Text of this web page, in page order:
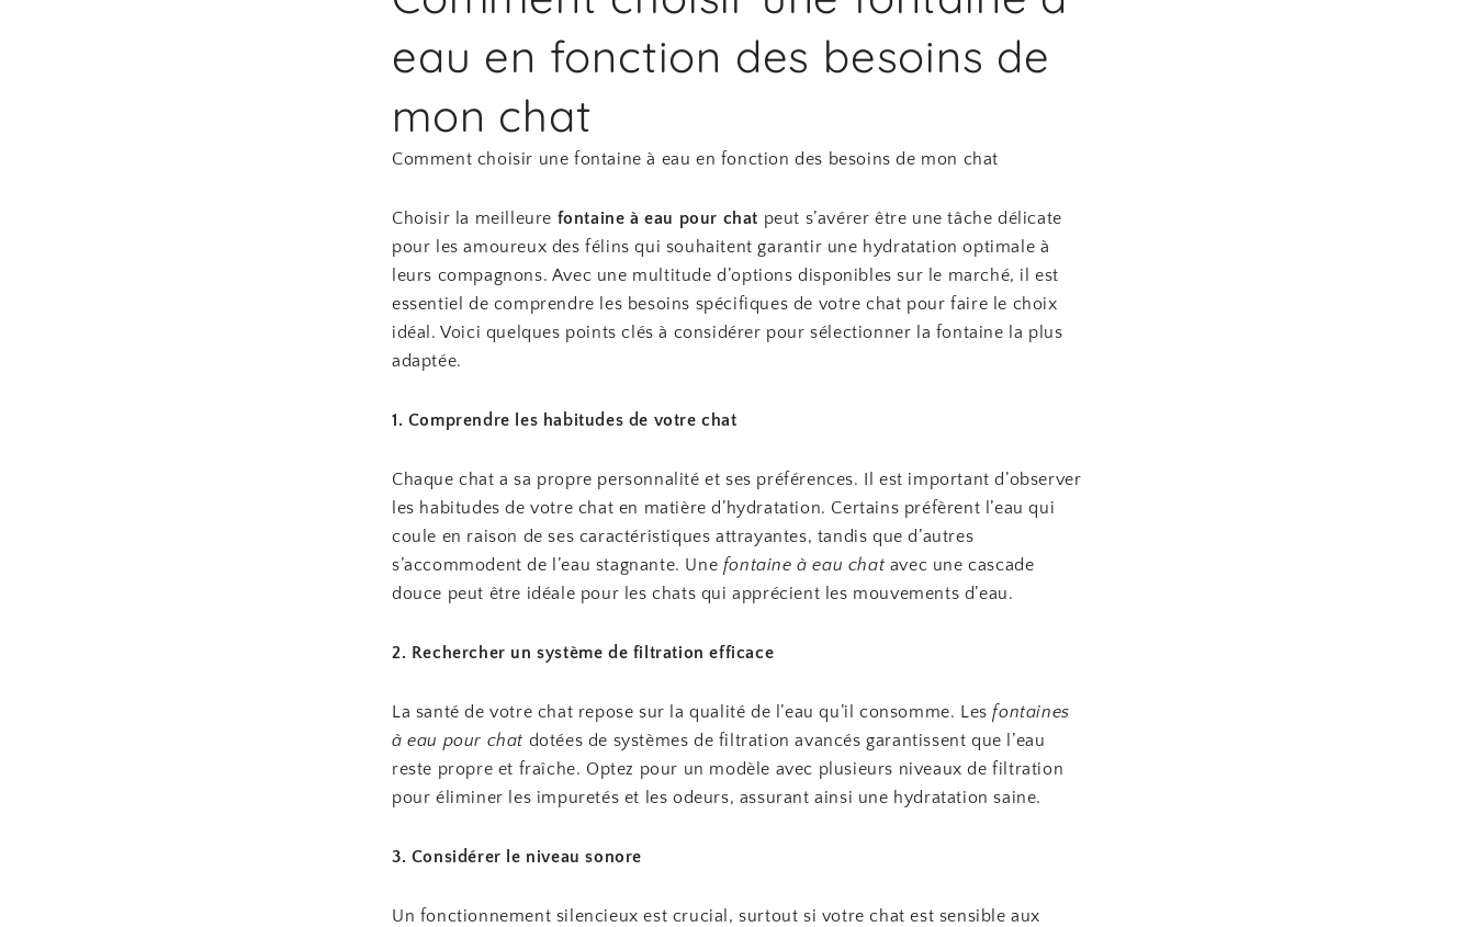
eau en fonction des besoins de
mon chat
Comment choisir une fontaine à eau en fonction des besoins de mon chat
Choisir la meilleure fontaine à eau pour chat peut s’avérer être une tâche délicate
pour les amoureux des félins qui souhaitent garantir une hydratation optimale à
leurs compagnons. Avec une multitude d’options disponibles sur le marché, il est
essentiel de comprendre les besoins spécifiques de votre chat pour faire le choix
idéal. Voici quelques points clés à considérer pour sélectionner la fontaine la plus
adaptée.
1. Comprendre les habitudes de votre chat
Chaque chat a sa propre personnalité et ses préférences. Il est important d’observer
les habitudes de votre chat en matière d’hydratation. Certains préfèrent l’eau qui
coule en raison de ses caractéristiques attrayantes, tandis que d’autres
s’accommodent de l’eau stagnante. Une fontaine à eau chat avec une cascade
douce peut être idéale pour les chats qui apprécient les mouvements d’eau.
2. Rechercher un système de filtration efficace
La santé de votre chat repose sur la qualité de l’eau qu’il consomme. Lesfontaines
à eau pour chat dotées de systèmes de filtration avancés garantissent que l’eau
reste propre et fraîche. Optez pour un modèle avec plusieurs niveaux de filtration
pour éliminer les impuretés et les odeurs, assurant ainsi une hydratation saine.
3. Considérer le niveau sonore
Un fonctionnement silencieux est crucial, surtout si votre chat est sensible aux